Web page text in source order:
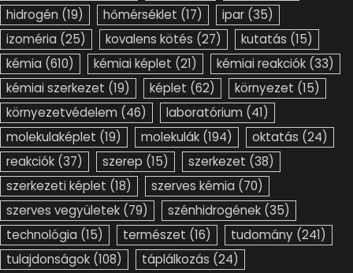
hidrogén (19) hőmérséklet (17) ipar (35)
izoméria (25) kovalens kötés (27) kutatás (15)
kémia (610) kémiai képlet (21) kémiai reakciók (33)
kémiai szerkezet (19) képlet (62) környezet (15)
környezetvédelem (46) laboratórium (41)
molekulaképlet (19) molekulák (194) oktatás (24)
reakciók (37) szerep (15) szerkezet (38)
szerkezeti képlet (18) szerves kémia (70)
szerves vegyületek (79) szénhidrogének (35)
technológia (15) természet (16) tudomány (241)
tulajdonságok (108) táplálkozás (24)